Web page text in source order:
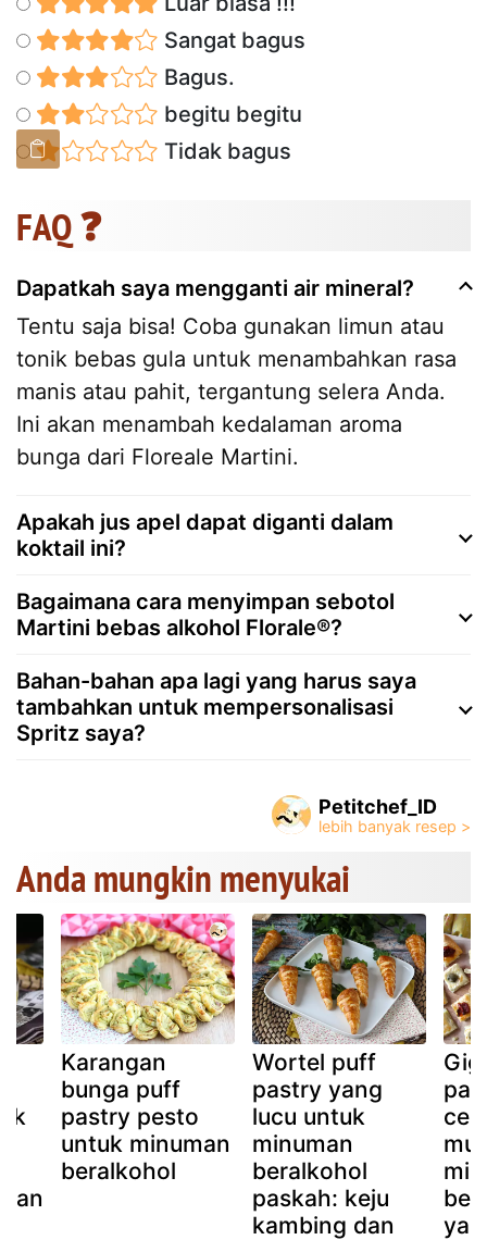
Sangat bagus
Bagus.
begitu begitu
Tidak bagus
FAQ ❓
Dapatkah saya mengganti air mineral?
Tentu saja bisa! Coba gunakan limun atau
tonik bebas gula untuk menambahkan rasa
manis atau pahit, tergantung selera Anda.
Ini akan menambah kedalaman aroma
bunga dari Floreale Martini.
Apakah jus apel dapat diganti dalam
koktail ini?
Bagaimana cara menyimpan sebotol
Martini bebas alkohol Florale®?
Bahan-bahan apa lagi yang harus saya
tambahkan untuk mempersonalisasi
Spritz saya?
Petitchef_ID
Anda mungkin menyukai
Karangan
bunga puff
pastry pesto
untuk minuman
beralkohol
Wortel puff
pastry yang
lucu untuk
minuman
beralkohol
paskah: keju
kambing dan